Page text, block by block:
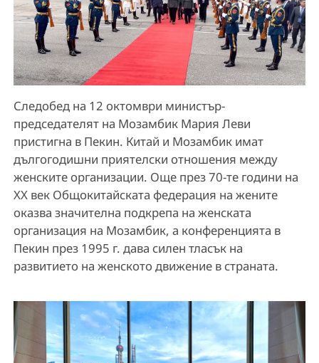
Следобед на 12 октомври министър-
председателят на Мозамбик Мария Леви
пристигна в Пекин. Китай и Мозамбик имат
дългогодишни приятелски отношения между
женските организации. Още през 70-те години на
XX век Общокитайската федерация на жените
оказва значителна подкрепа на женската
организация на Мозамбик, а конференцията в
Пекин през 1995 г. дава силен тласък на
развитието на женското движение в страната.